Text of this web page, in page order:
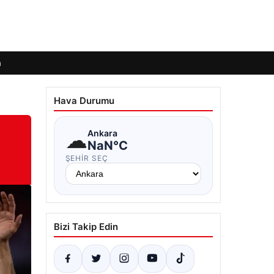
Hava Durumu
☁Ankara
NaN°C
ŞEHIR SEÇ
Bizi Takip Edin